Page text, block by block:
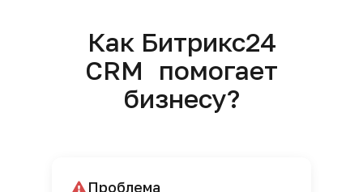
Как Битрикс24
CRM помогает
бизнесу?
Проблема